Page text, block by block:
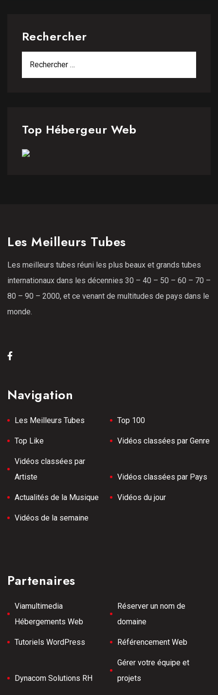
Rechercher
Top Hébergeur Web
Les Meilleurs Tubes
Les meilleurs tubes réuni les plus beaux et grands tubes
internationaux dans les décennies 30 – 40 – 50 – 60 – 70 –
80 – 90 – 2000, et ce venant de multitudes de pays dans le
monde.
Navigation
Les Meilleurs Tubes Top 100
Top Like Vidéos classées par Genre
Vidéos classées par
Artiste
Vidéos classées par Pays
Actualités de la Musique Vidéos du jour
Vidéos de la semaine
Partenaires
Viamultimedia
Hébergements Web
Réserver un nom de
domaine
Tutoriels WordPress Référencement Web
Dynacom Solutions RH
Gérer votre équipe et
projets